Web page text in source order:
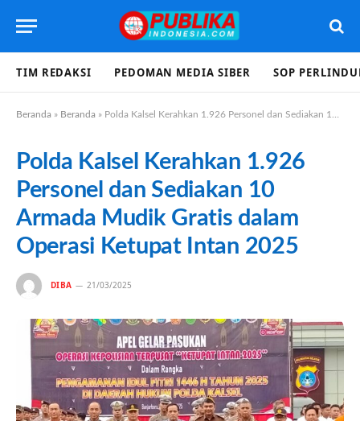
TIM REDAKSI PEDOMAN MEDIA SIBER SOP
Beranda » Beranda » Polda Kalsel Kerahkan 1.926 Personel dan Sediakan 10 Armada Mudik Gratis dalam Operasi Ketupat Intan 2025
Polda Kalsel Kerahkan 1.926
Personel dan Sediakan 10
Armada Mudik Gratis dalam
Operasi Ketupat Intan 2025
DIBA 21/03/2025